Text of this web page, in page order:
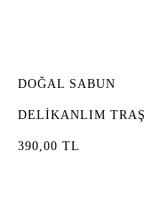
DOĞAL SABUN
DELİKANLIM
390,00 TL